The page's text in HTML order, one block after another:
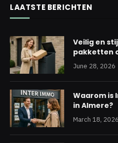
LAATSTE BERICHTEN
Veilig en
pakketten
June 28, 2026
Waarom is
in Almere?
March 18, 2026